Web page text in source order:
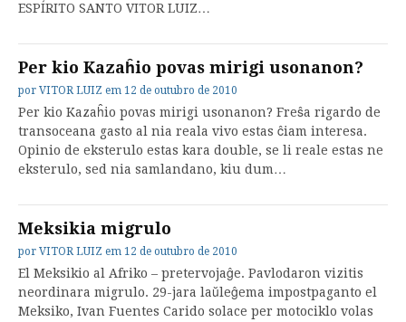
ESPÍRITO SANTO VITOR LUIZ…
Per kio Kazaĥio povas mirigi usonanon?
por VITOR LUIZ em 12 de outubro de 2010
Per kio Kazaĥio povas mirigi usonanon? Freŝa rigardo de
transoceana gasto al nia reala vivo estas ĉiam interesa.
Opinio de eksterulo estas kara double, se li reale estas ne
eksterulo, sed nia samlandano, kiu dum…
Meksikia migrulo
por VITOR LUIZ em 12 de outubro de 2010
El Meksikio al Afriko – pretervojaĝe. Pavlodaron vizitis
neordinara migrulo. 29-jara laŭleĝema impostpaganto el
Meksiko, Ivan Fuentes Carido solace per motociklo volas